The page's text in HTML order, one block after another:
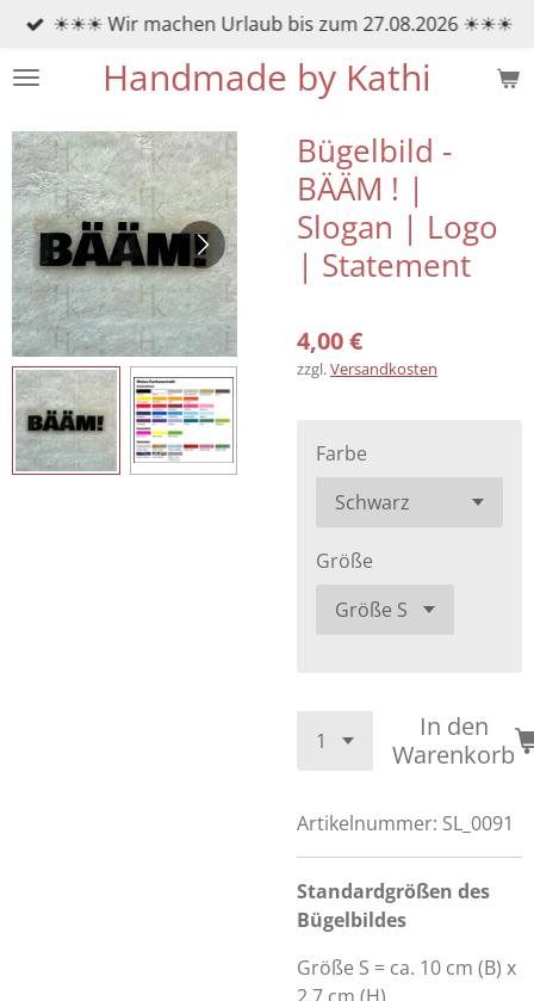
Zum
springen
Handmade by Kathi
☀☀☀ Wir machen Urlaub bis zum 27.08.2026 ☀☀☀
Bügelbild -
BÄÄM ! |
Slogan | Logo
| Statement
4,00 €
zzgl.Versandkosten
Farbe
Größe
In den
Warenkorb
Artikelnummer: SL_0091
Standardgrößen des
Bügelbildes
Größe S = ca. 10 cm (B) x